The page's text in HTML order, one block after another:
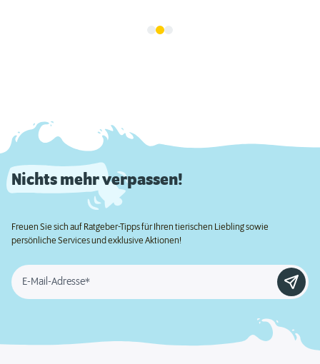
Nichts mehr verpassen!
Freuen Sie sich auf Ratgeber-Tipps für Ihren tierischen Liebling sowie
persönliche Services und exklusive Aktionen!
E-Mail-Adresse*